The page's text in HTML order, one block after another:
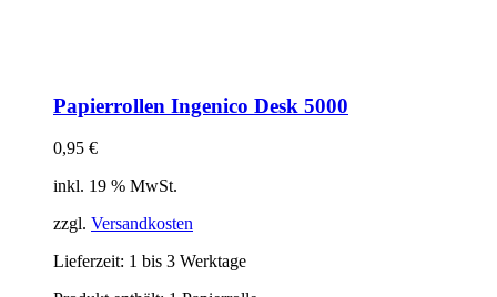
Papierrollen Ingenico Desk 5000
0,95 €
inkl. 19 % MwSt.
zzgl. Versandkosten
Lieferzeit: 1 bis 3 Werktage